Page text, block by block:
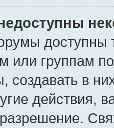
доступны
или группам
создавать в
действия,